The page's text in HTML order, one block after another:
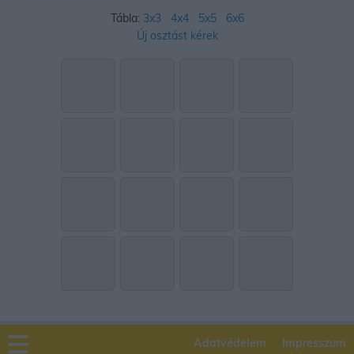
Tábla: 3x3 4x4 5x5
6x6
Új osztást kérek
Adatvédelem Impresszum